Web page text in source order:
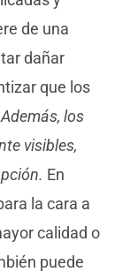
de una
dañar
que los
Además, los
visibles,
En
la cara a
calidad o
puede